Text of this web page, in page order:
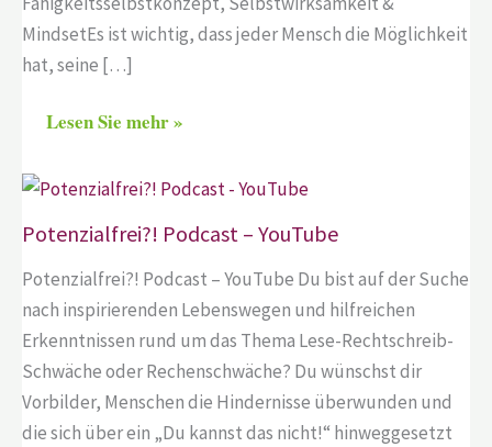
MindsetEs ist wichtig, dass jeder Mensch die Möglichkeit
hat, seine […]
Lesen Sie mehr »
Potenzialfrei?! Podcast – YouTube
Potenzialfrei?! Podcast – YouTube Du bist auf der Suche
nach inspirierenden Lebenswegen und hilfreichen
Erkenntnissen rund um das Thema Lese-Rechtschreib-
Schwäche oder Rechenschwäche? Du wünschst dir
Vorbilder, Menschen die Hindernisse überwunden und
die sich über ein „Du kannst das nicht!“ hinweggesetzt